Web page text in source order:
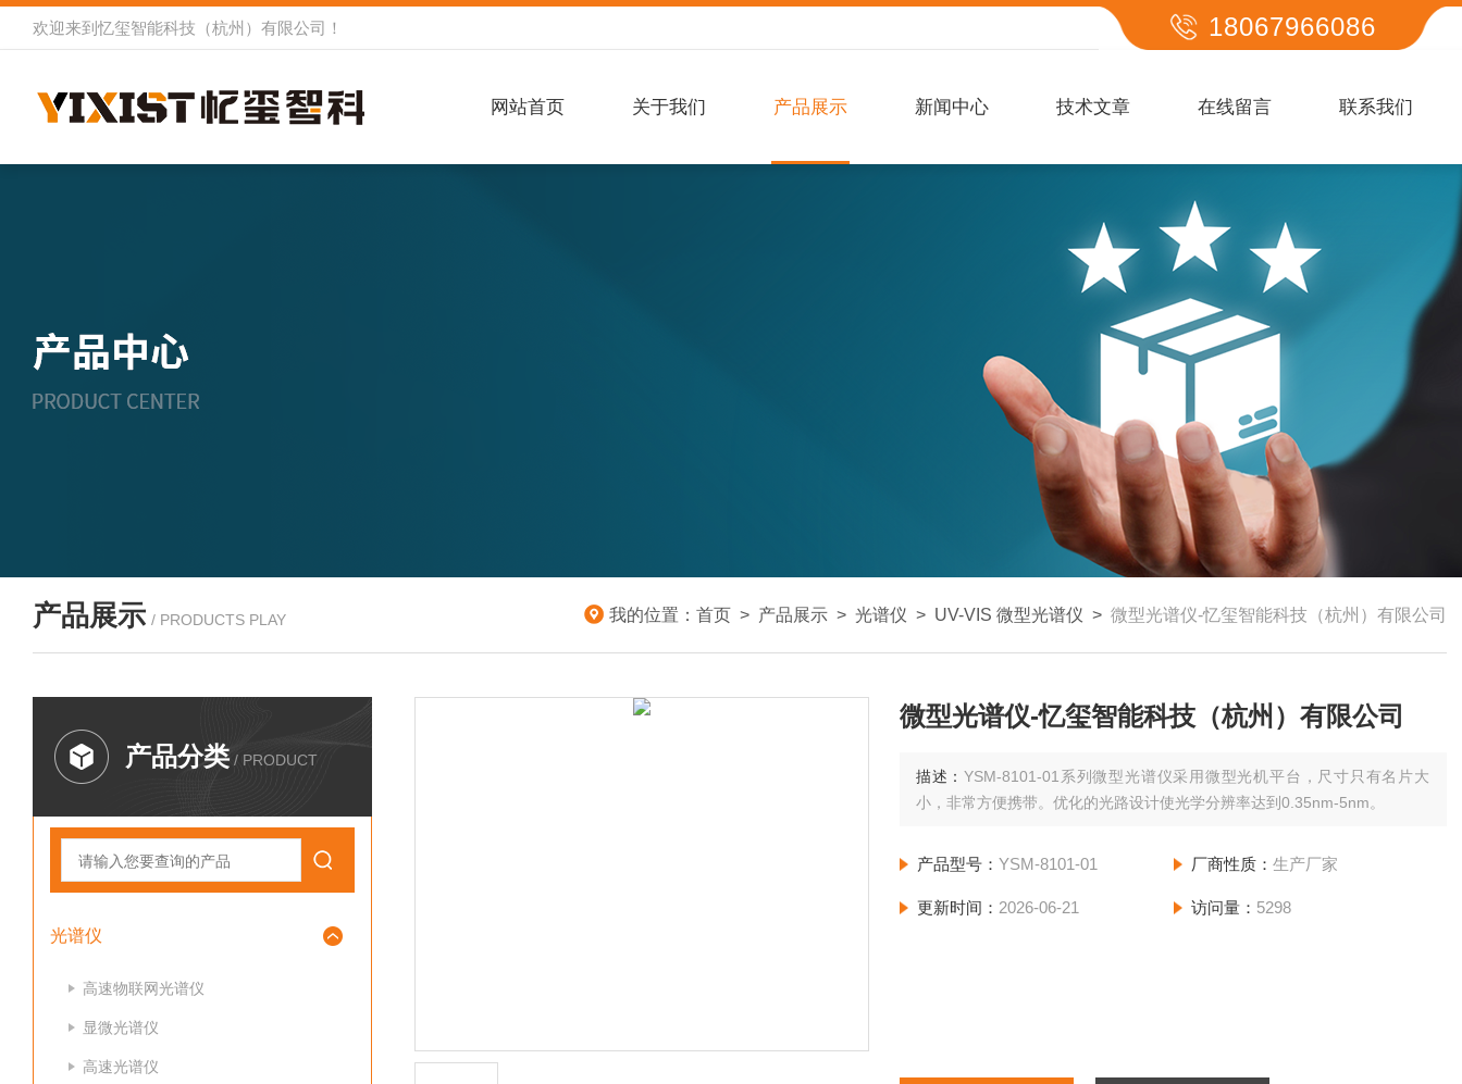
欢迎来到 忆玺智能科技（杭州）有限公司 ！ 18067966086
网站首页 关于我们 产品展示 新闻中心 技术文章 在线留言 联系我们
产品展示 / PRODUCTS PLAY 我的位置： 首页 > 产品展示 > 光谱仪 > UV-VIS 微型光谱仪 > 微型光谱仪-忆玺智能科技（杭州）有限公司
产品分类 / PRODUCT
光谱仪
高速物联网光谱仪
显微光谱仪
高速光谱仪
微型光谱仪-忆玺智能科技（杭州）有限公司
描述：YSM-8101-01系列微型光谱仪采用微型光机平台，尺寸只有名片大
小，非常方便携带。优化的光路设计使光学分辨率达到0.35nm-5nm。
产品型号：YSM-8101-01 厂商性质： 生产厂家
更新时间： 2026-06-21 访问量： 5298